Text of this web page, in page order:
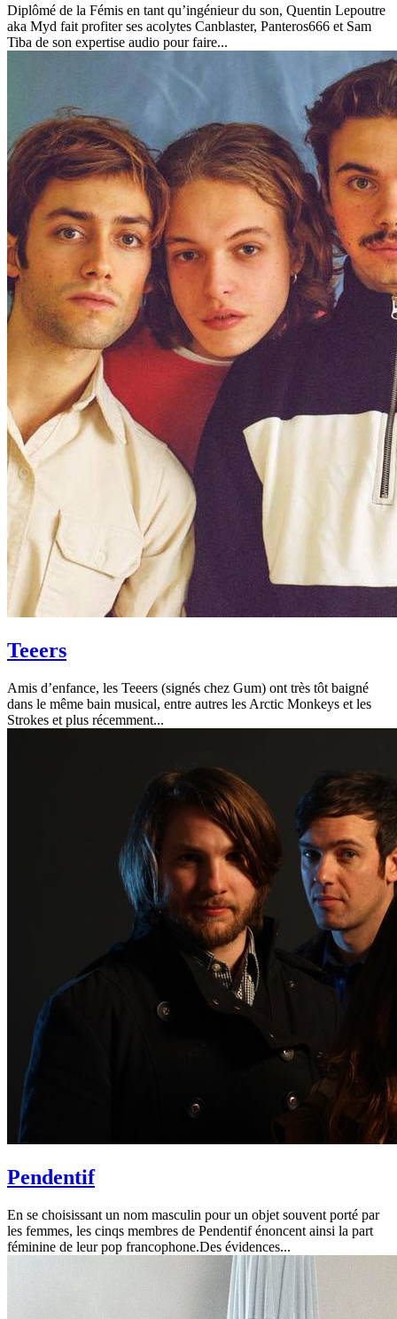
Diplômé de la Fémis en tant qu’ingénieur du son, Quentin Lepoutre
aka Myd fait profiter ses acolytes Canblaster, Panteros666 et Sam
Tiba de son expertise audio pour faire...
Teeers
Amis d’enfance, les Teeers (signés chez Gum) ont très tôt baigné
dans le même bain musical, entre autres les Arctic Monkeys et les
Strokes et plus récemment...
Pendentif
En se choisissant un nom masculin pour un objet souvent porté par
les femmes, les cinqs membres de Pendentif énoncent ainsi la part
féminine de leur pop francophone.Des évidences...